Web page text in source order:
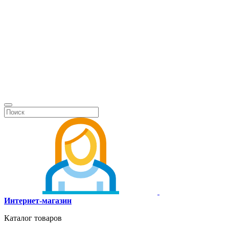
Интернет-магазин
Каталог товаров